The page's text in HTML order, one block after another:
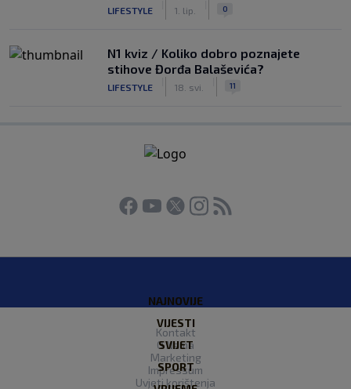
LIFESTYLE 1. lip. 0
N1 kviz / Koliko dobro poznajete
stihove Đorđa Balaševića?
LIFESTYLE 18. svi. 11
NAJNOVIJE
VIJESTI
SVIJET
SPORT
Kontakt
O Nama
Marketing
Impressum
Uvjeti korištenja